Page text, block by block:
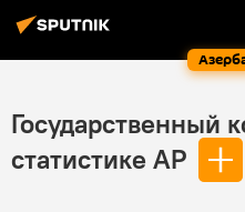
Государственный
статистике АР